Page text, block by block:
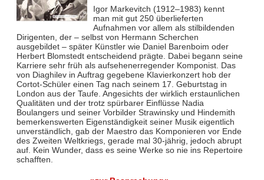
Igor Markevitch (1912–1983) kennt
man mit gut 250 überlieferten
Aufnahmen vor allem als stilbildenden
Dirigenten, der – selbst von Hermann Scherchen
ausgebildet – später Künstler wie Daniel Barenboim oder
Herbert Blomstedt entscheidend prägte. Dabei begann seine
Karriere sehr früh als aufsehenerregender Komponist. Das
von Diaghilev in Auftrag gegebene Klavierkonzert hob der
Cortot-Schüler einen Tag nach seinem 17. Geburtstag in
London aus der Taufe. Angesichts der wirklich erstaunlichen
Qualitäten und der trotz spürbarer Einflüsse Nadia
Boulangers und seiner Vorbilder Strawinsky und Hindemith
bemerkenswerten Eigenständigkeit seiner Musik eigentlich
unverständlich, gab der Maestro das Komponieren vor Ende
des Zweiten Weltkriegs, gerade mal 30-jährig, jedoch abrupt
auf. Kein Wunder, dass es seine Werke so nie ins Repertoire
schafften.